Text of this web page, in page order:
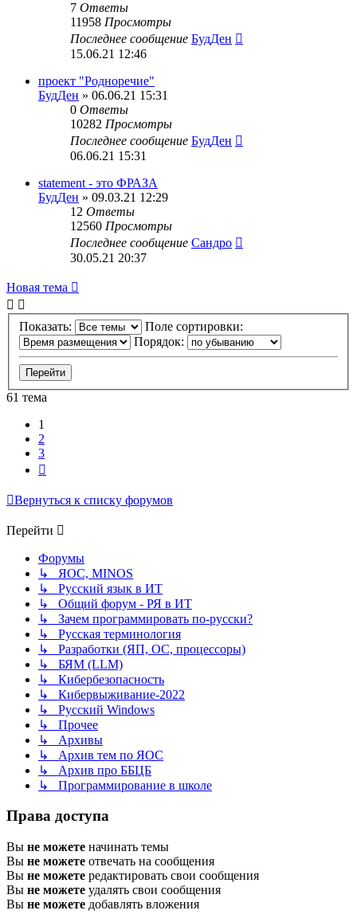
7 Ответы
11958 Просмотры
Последнее сообщение БудДен
15.06.21 12:46
проект "Родноречие"
БудДен » 06.06.21 15:31
0 Ответы
10282 Просмотры
Последнее сообщение БудДен
06.06.21 15:31
statement - это ФРАЗА
БудДен » 09.03.21 12:29
12 Ответы
12560 Просмотры
Последнее сообщение Сандро
30.05.21 20:37
Новая тема
Показать:
Поле сортировки:
Порядок:
61 тема
1
2
3
Вернуться к списку форумов
Перейти
Форумы
↳ ЯОС, MINOS
↳ Русский язык в ИТ
↳ Общий форум - РЯ в ИТ
↳ Зачем программировать по-русски?
↳ Русская терминология
↳ Разработки (ЯП, ОС, процессоры)
↳ БЯМ (LLM)
↳ Кибербезопасность
↳ Кибервыживание-2022
↳ Русский Windows
↳ Прочее
↳ Архивы
↳ Архив тем по ЯОС
↳ Архив про ББЦБ
↳ Программирование в школе
Права доступа
Вы не можете начинать темы
Вы не можете отвечать на сообщения
Вы не можете редактировать свои сообщения
Вы не можете удалять свои сообщения
Вы не можете добавлять вложения